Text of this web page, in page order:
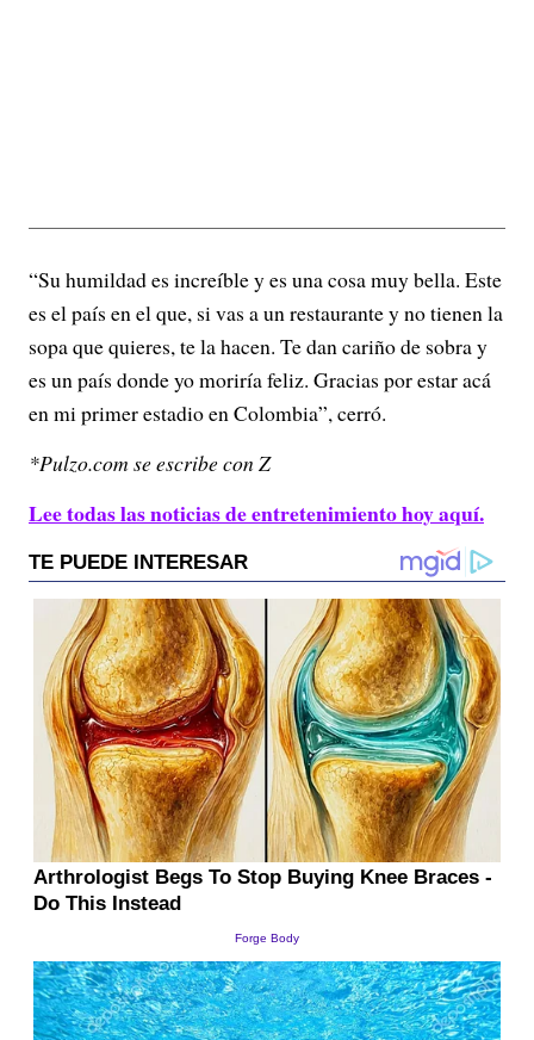
“Su humildad es increíble y es una cosa muy bella. Este
es el país en el que, si vas a un restaurante y no tienen la
sopa que quieres, te la hacen. Te dan cariño de sobra y
es un país donde yo moriría feliz. Gracias por estar acá
en mi primer estadio en Colombia”, cerró.
*Pulzo.com se escribe con Z
Lee todas las noticias de entretenimiento hoy aquí.